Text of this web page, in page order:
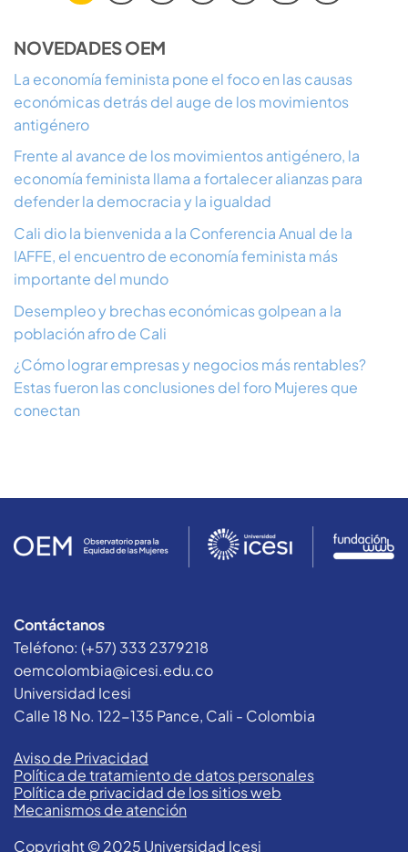
NOVEDADES OEM
La economía feminista pone el foco en las causas
económicas detrás del auge de los movimientos
antigénero
Frente al avance de los movimientos antigénero, la
economía feminista llama a fortalecer alianzas para
defender la democracia y la igualdad
Cali dio la bienvenida a la Conferencia Anual de la
IAFFE, el encuentro de economía feminista más
importante del mundo
Desempleo y brechas económicas golpean a la
población afro de Cali
¿Cómo lograr empresas y negocios más rentables?
Estas fueron las conclusiones del foro Mujeres que
conectan
Contáctanos
Teléfono: (+57) 333 2379218
oemcolombia@icesi.edu.co
Universidad Icesi
Calle 18 No. 122-135 Pance, Cali - Colombia
Aviso de Privacidad
Política de tratamiento de datos personales
Política de privacidad de los sitios web
Mecanismos de atención
Copyright © 2025 Universidad Icesi